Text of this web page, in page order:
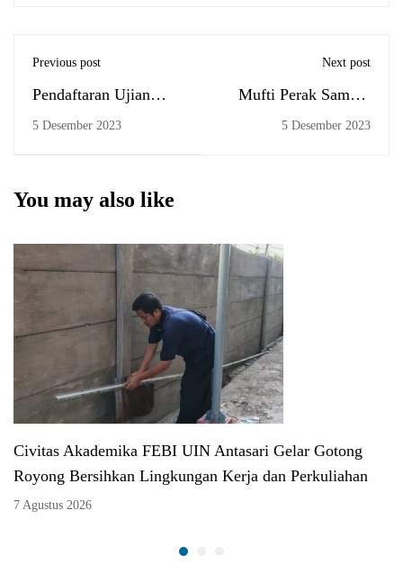
Previous post
Pendaftaran Ujian
Komprehensif, 01-07
5 Desember 2023
Next post
Mufti Perak Sambut
PkM Internasional
5 Desember 2023
You may also like
Civitas Akademika FEBI UIN Antasari Gelar Gotong
Royong Bersihkan Lingkungan Kerja dan Perkuliahan
7 Agustus 2026